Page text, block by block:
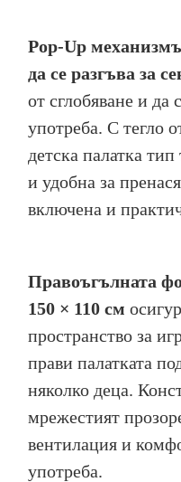
Pop-Up
да се разгъва за
от сглобяване и да
употреба. С тегло
детска палатка
и удобна за
включена и
Правоъгълната
150 × 110 см
пространство за
прави палатката
няколко деца.
мрежестият
вентилация и
употреба.